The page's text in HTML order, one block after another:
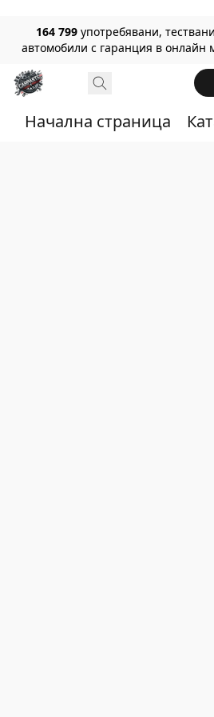
164 799 употребявани,
автомобили с гаранция в онлайн
Начална страница